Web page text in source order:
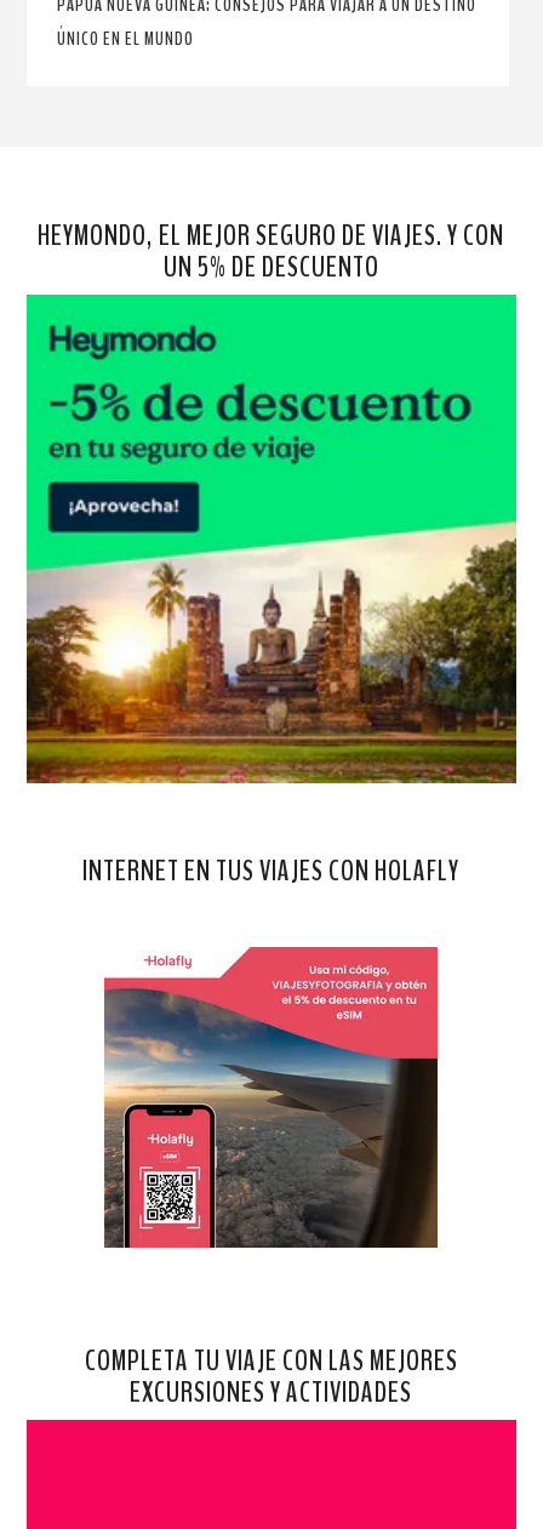
ÚNICO EN EL MUNDO
HEYMONDO, EL MEJOR SEGURO DE VIAJES. Y CON
UN 5% DE DESCUENTO
INTERNET EN TUS VIAJES CON HOLAFLY
COMPLETA TU VIAJE CON LAS MEJORES
EXCURSIONES Y ACTIVIDADES